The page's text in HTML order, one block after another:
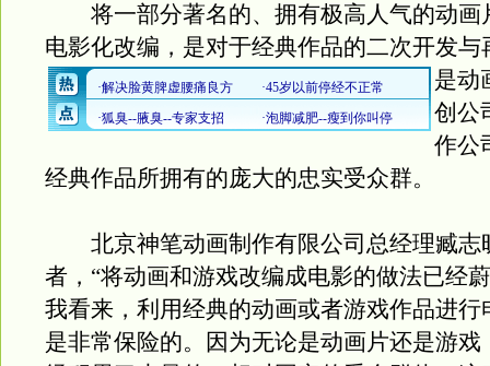
将一部分著名的、拥有极高人气的动画
电影化改编，是对于经典作品的二次开发与
是动
创公
作公
经典作品所拥有的庞大的忠实受众群。
北京神笔动画制作有限公司总经理臧志
者，“将动画和游戏改编成电影的做法已经
我看来，利用经典的动画或者游戏作品进行
是非常保险的。因为无论是动画片还是游戏